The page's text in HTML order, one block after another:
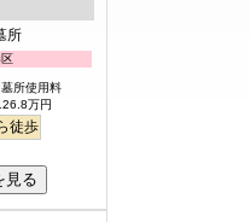
養 樹木葬
所
所使用料
万円
徒歩
見る